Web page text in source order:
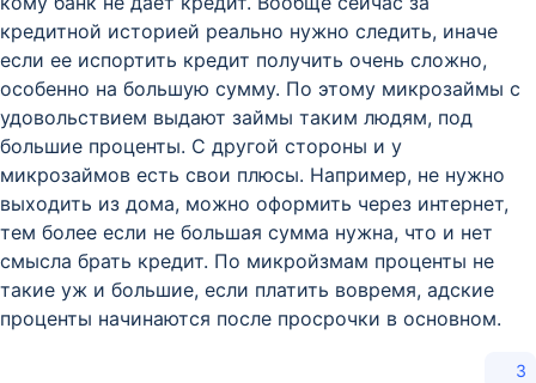
кредитной историей реально нужно следить, иначе
если ее испортить кредит получить очень сложно,
особенно на большую сумму. По этому микрозаймы с
удовольствием выдают займы таким людям, под
большие проценты. С другой стороны и у
микрозаймов есть свои плюсы. Например, не нужно
выходить из дома, можно оформить через интернет,
тем более если не большая сумма нужна, что и нет
смысла брать кредит. По микройзмам проценты не
такие уж и большие, если платить вовремя, адские
проценты начинаются после просрочки в основном.
3